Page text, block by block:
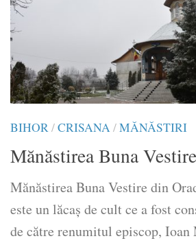
BIHOR/CRISANA/MĂNĂSTIRI
Mănăstirea Buna
Mănăstirea Buna Vestire din
este un lăcaş de cult ce a fost
de către renumitul episcop, Ioan